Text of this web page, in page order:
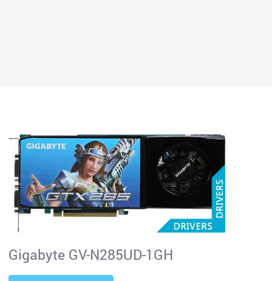
Gigabyte GV-N285UD-1GH